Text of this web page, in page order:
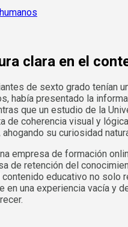
clara en el
de sexto grado
había presentado la
que un estudio de la
de coherencia visual y
su curiosidad
empresa de formación
de retención del
educativo no
una experiencia vacía y